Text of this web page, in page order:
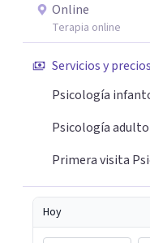
Online
Terapia online
Servicios y precios
Psicología
Psicología adulto
Primera visita
Hoy